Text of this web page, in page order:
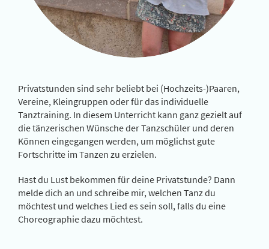
Privatstunden sind sehr beliebt bei (Hochzeits-)Paaren,
Vereine, Kleingruppen oder für das individuelle
Tanztraining. In diesem Unterricht kann ganz gezielt auf
die tänzerischen Wünsche der Tanzschüler und deren
Können eingegangen werden, um möglichst gute
Fortschritte im Tanzen zu erzielen.
Hast du Lust bekommen für deine Privatstunde? Dann
melde dich an und schreibe mir, welchen Tanz du
möchtest und welches Lied es sein soll, falls du eine
Choreographie dazu möchtest.